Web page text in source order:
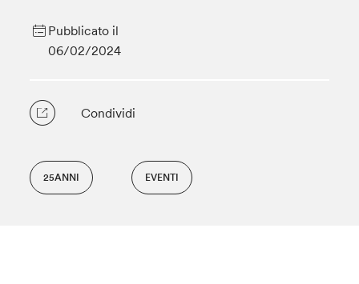
Pubblicato il
06/02/2024
Condividi
25ANNI EVENTI